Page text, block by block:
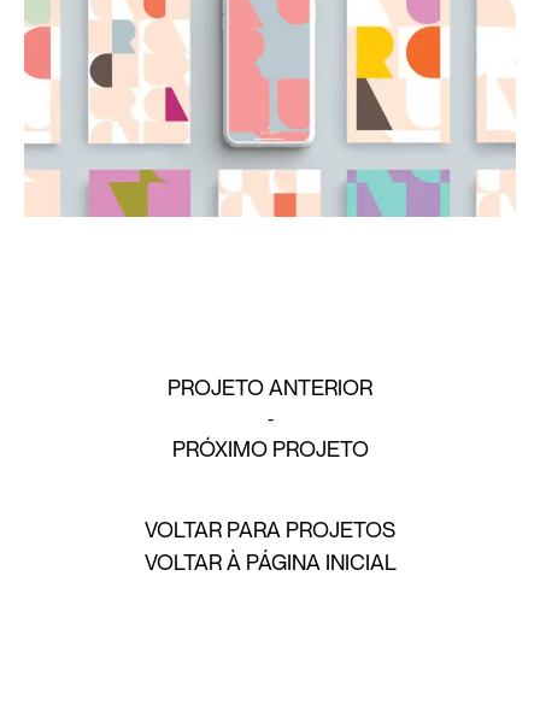
PROJETO ANTERIOR
PRÓXIMO PROJETO
VOLTAR PARA PROJETOS
VOLTAR À PÁGINA INICIAL